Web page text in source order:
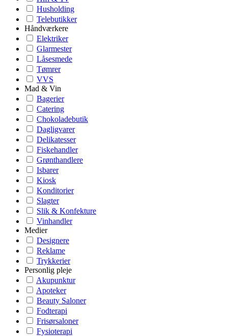
Husholding
Telebutikker
Håndværkere
Elektriker
Glarmester
Låsesmede
Tømrer
VVS
Mad & Vin
Bagerier
Catering
Chokoladebutik
Dagligvarer
Delikatesser
Fiskehandler
Grønthandlere
Isbarer
Kiosk
Konditorier
Slagter
Slik & Konfekture
Vinhandler
Medier
Designere
Reklame
Trykkerier
Personlig pleje
Akupunktur
Apoteker
Beauty Saloner
Fodterapi
Frisørsaloner
Fysioterapi